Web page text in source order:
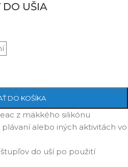
DO UŠIA
DO KOŠÍKA
z mäkkého silikónu
alebo iných aktivitách vo
do uší po použití